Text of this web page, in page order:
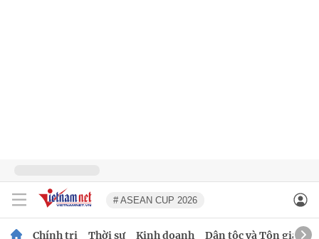
# ASEAN CUP 2026
Chính trị Thời sự Kinh doanh Dân tộc và Tôn giáo